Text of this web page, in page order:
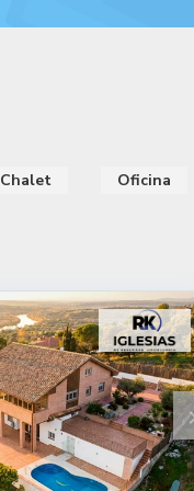
Chalet Oficina